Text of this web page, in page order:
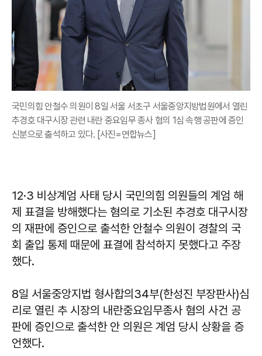
국민의힘 안철수 의원이 8일 서울 서초구 서울중앙지방법원에서 열린
추경호 대구시장 관련 내란 중요임무 종사 혐의 1심 속행 공판에 증인
신분으로 출석하고 있다. [사진=연합뉴스]
12·3 비상계엄 사태 당시 국민의힘 의원들의 계엄 해
제 표결을 방해했다는 혐의로 기소된 추경호 대구시장
의 재판에 증인으로 출석한 안철수 의원이 경찰의 국
회 출입 통제 때문에 표결에 참석하지 못했다고 주장
했다.
8일 서울중앙지법 형사합의34부(한성진 부장판사)심
리로 열린 추 시장의 내란중요임무종사 혐의 사건 공
판에 증인으로 출석한 안 의원은 계엄 당시 상황을 증
언했다.